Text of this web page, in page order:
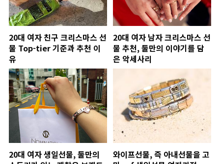
20대 여자 친구 크리스마스 선
물 Top-tier 기준과 추천 이
유
20대 여자 남자 크리스마스 선
물 추천, 둘만의 이야기를 담
은 악세사리
20대 여자 생일선물, 둘만의
와이프선물, 즉 아내선물을 고